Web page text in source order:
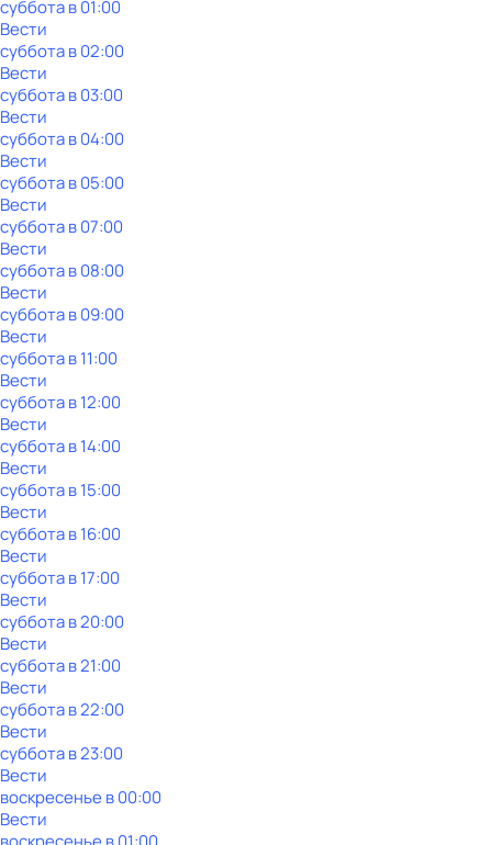
субботав01:00
Вести
субботав02:00
Вести
субботав03:00
Вести
субботав04:00
Вести
субботав05:00
Вести
субботав07:00
Вести
субботав08:00
Вести
субботав09:00
Вести
субботав11:00
Вести
субботав12:00
Вести
субботав14:00
Вести
субботав15:00
Вести
субботав16:00
Вести
субботав17:00
Вести
субботав20:00
Вести
субботав21:00
Вести
субботав22:00
Вести
субботав23:00
Вести
воскресенье в00:00
Вести